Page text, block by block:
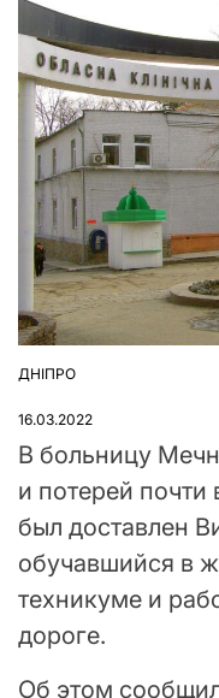
ОПУБЛІКУВАТИ
ДНІПРО
16.03.2022
В больницу
и потерей
был доставлен
обучавшийся в
техникуме и
дороге.
Об этом